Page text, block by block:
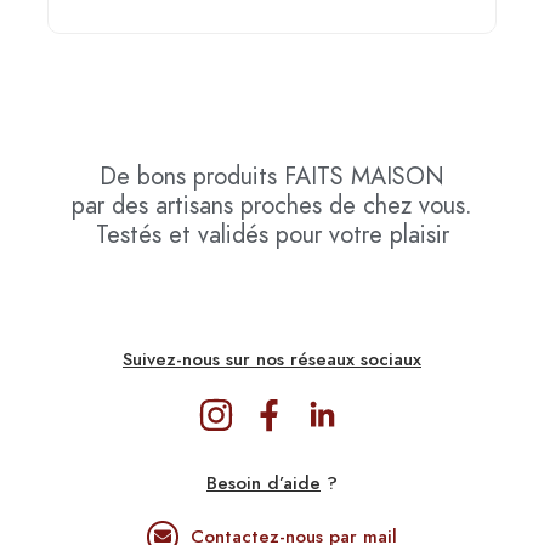
De bons produits FAITS MAISON
par des artisans proches de chez vous.
Testés et validés pour votre plaisir
Suivez-nous sur nos réseaux sociaux
Besoin d’aide ?
Contactez-nous par mail